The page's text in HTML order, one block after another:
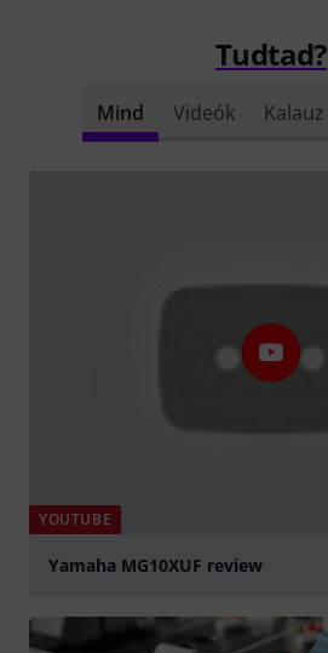
Tudtad?
Mind Videók Kalauz
YOUTUBE
Yamaha MG10XUF review